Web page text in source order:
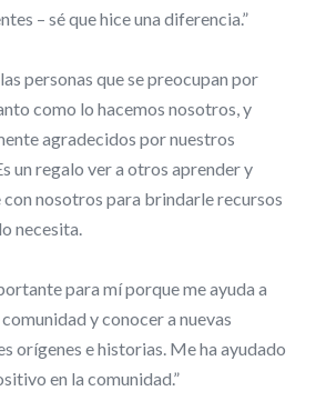
– sé que hice una diferencia.”
personas que se preocupan por
como lo hacemos nosotros, y
agradecidos por nuestros
un regalo ver a otros aprender y
nosotros para brindarle recursos
necesita.
para mí porque me ayuda a
y conocer a nuevas
orígenes e historias. Me ha ayudado
en la comunidad.”